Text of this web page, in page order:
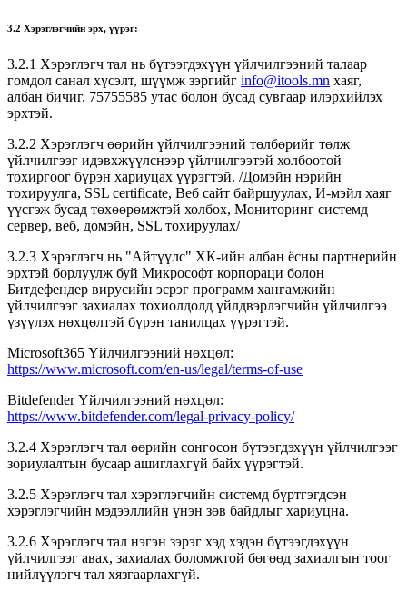
3.2 Хэрэглэгчийн эрх, үүрэг:
3.2.1 Хэрэглэгч тал нь бүтээгдэхүүн үйлчилгээний талаар
гомдол санал хүсэлт, шүүмж зэргийг info@itools.mn хаяг,
албан бичиг, 75755585 утас болон бусад сувгаар илэрхийлэх
эрхтэй.
3.2.2 Хэрэглэгч өөрийн үйлчилгээний төлбөрийг төлж
үйлчилгээг идэвхжүүлснээр үйлчилгээтэй холбоотой
тохиргоог бүрэн хариуцах үүрэгтэй. /Домэйн нэрийн
тохируулга, SSL certificate, Веб сайт байршуулах, И-мэйл хаяг
үүсгэж бусад төхөөрөмжтэй холбох, Мониторинг системд
сервер, веб, домэйн, SSL тохируулах/
3.2.3 Хэрэглэгч нь "Айтүүлс" ХК-ийн албан ёсны партнерийн
эрхтэй борлуулж буй Микрософт корпораци болон
Битдефендер вирусийн эсрэг программ хангамжийн
үйлчилгээг захиалах тохиолдолд үйлдвэрлэгчийн үйлчилгээ
үзүүлэх нөхцөлтэй бүрэн танилцах үүрэгтэй.
Microsoft365 Үйлчилгээний нөхцөл:
https://www.microsoft.com/en-us/legal/terms-of-use
Bitdefender Үйлчилгээний нөхцөл:
https://www.bitdefender.com/legal-privacy-policy/
3.2.4 Хэрэглэгч тал өөрийн сонгосон бүтээгдэхүүн үйлчилгээг
зориулалтын бусаар ашиглахгүй байх үүрэгтэй.
3.2.5 Хэрэглэгч тал хэрэглэгчийн системд бүртгэгдсэн
хэрэглэгчийн мэдээллийн үнэн зөв байдлыг хариуцна.
3.2.6 Хэрэглэгч тал нэгэн зэрэг хэд хэдэн бүтээгдэхүүн
үйлчилгээг авах, захиалах боломжтой бөгөөд захиалгын тоог
нийлүүлэгч тал хязгаарлахгүй.